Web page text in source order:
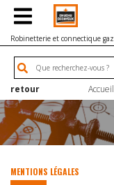
Robinetterie et connectique gaz
retour Accueil
MENTIONS LÉGALES